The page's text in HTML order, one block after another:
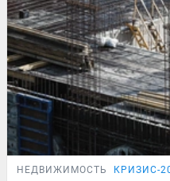
НЕДВИЖИМОСТЬ КРИЗИС-